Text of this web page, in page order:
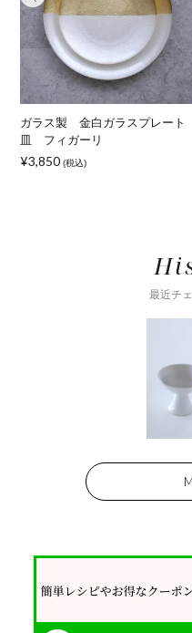
ガラス製 金白ガラスプレート
皿 フィガーリ
¥3,850 (税込)
最近チ